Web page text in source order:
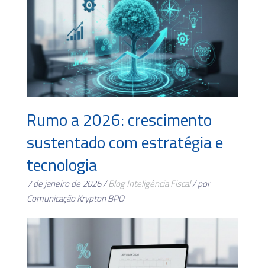
Rumo a 2026: crescimento
sustentado com estratégia e
tecnologia
7 de janeiro de 2026 /BlogInteligência Fiscal/ por
Comunicação Krypton BPO